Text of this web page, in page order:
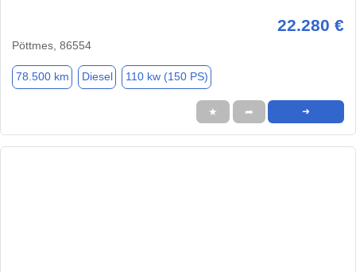
22.280 €
Pöttmes, 86554
78.500 km Diesel 110 kw (150 PS)
★ ➦ ➜